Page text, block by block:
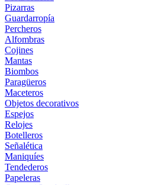
Pizarras
Guardarropía
Percheros
Alfombras
Cojines
Mantas
Biombos
Paragüeros
Maceteros
Objetos decorativos
Espejos
Relojes
Botelleros
Señalética
Maniquíes
Tendederos
Papeleras